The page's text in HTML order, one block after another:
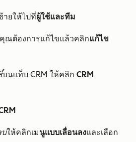
ายให้ไปที่ผู้ใช้และทีม
คุณต้องการแก้ไขแล้วคลิกแก้ไข
บนแท็บ CRM ให้คลิก CRM
บให้คลิกเมนูแบบเลื่อนลงและเลือก